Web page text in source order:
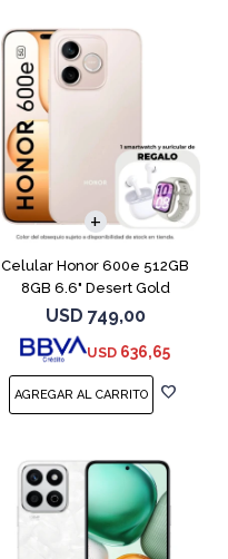
Celular Honor 600e 512GB
8GB 6.6" Desert Gold
USD 749,00
USD 636,65
COMPARAR